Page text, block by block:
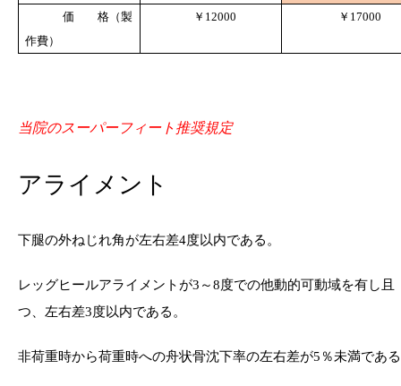
価 格（製
作費）
￥ 12000 ￥ 17000
当院のスーパーフィート推奨規定
アライメント
下腿の外ねじれ角が左右差4度以内である。
レッグヒールアライメントが3 ～8度での他動的可動域を有し且
つ、左右差3度以内である。
非荷重時から荷重時への舟状骨沈下率の左右差が5 ％未満であ